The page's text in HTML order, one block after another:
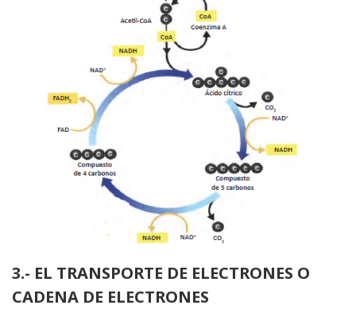
3.- EL TRANSPORTE DE ELECTRONES O
CADENA DE ELECTRONES